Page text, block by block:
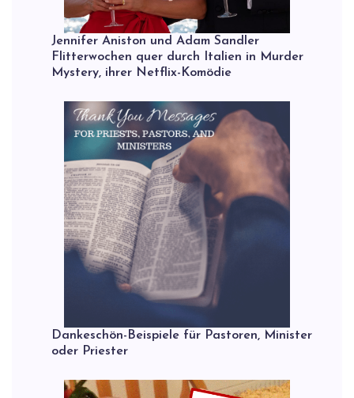
Jennifer Aniston und Adam Sandler
Flitterwochen quer durch Italien in Murder
Mystery, ihrer Netflix-Komödie
Dankeschön-Beispiele für Pastoren, Minister
oder Priester